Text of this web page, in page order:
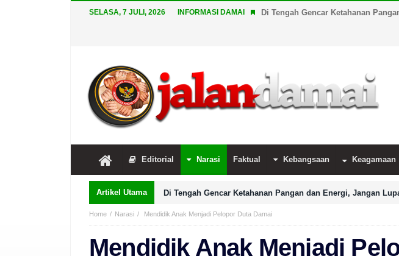
SELASA, 7 JULI, 2026 INFORMASI DAMAI Di Tengah Gencar Ketahanan
Editorial Narasi Faktual Kebangsaan Keagamaan
Artikel Utama Di Tengah Gencar Ketahanan Pangan dan Energi, Jangan
Home Narasi Mendidik Anak Menjadi Pelopor Duta Damai
Mendidik Anak Menjadi